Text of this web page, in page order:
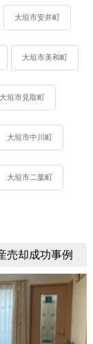
大垣市安井町
大垣市美和町
大垣市見取町
大垣市中川町
大垣市二葉町
却成功事例